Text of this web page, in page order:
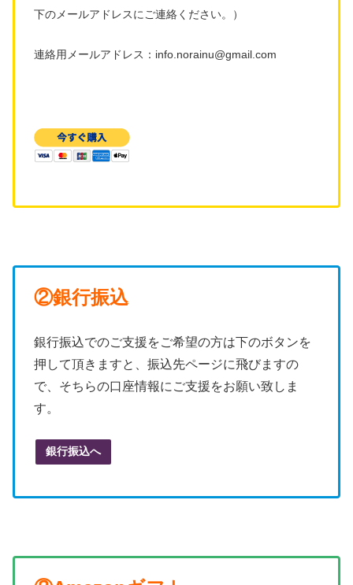
下のメールアドレスにご連絡ください。）
連絡用メールアドレス：info.norainu@gmail.com
②銀行振込
銀行振込でのご支援をご希望の方は下のボタンを
押して頂きますと、振込先ページに飛びますの
で、そちらの口座情報にご支援をお願い致しま
す。
銀行振込へ